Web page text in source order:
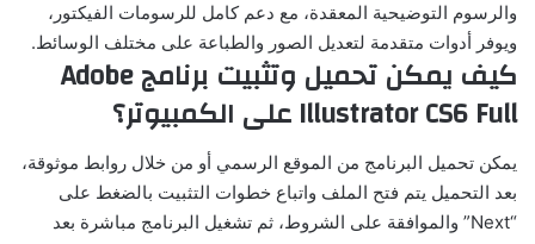
والرسوم التوضيحية المعقدة، مع دعم كامل للرسومات الفيكتور،
ويوفر أدوات متقدمة لتعديل الصور والطباعة على مختلف الوسائط.
كيف يمكن تحميل وتثبيت برنامج Adobe
Illustrator CS6 Full على الكمبيوتر؟
يمكن تحميل البرنامج من الموقع الرسمي أو من خلال روابط موثوقة،
بعد التحميل يتم فتح الملف واتباع خطوات التثبيت بالضغط على
“Next” والموافقة على الشروط، ثم تشغيل البرنامج مباشرة بعد